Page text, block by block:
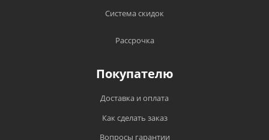
Система скидок
Рассрочка
Покупателю
Доставка и оплата
Как сделать заказ
Вопросы гарантии